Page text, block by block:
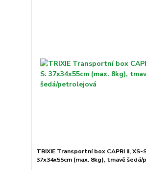
TRIXIE Transportní box CAPRI II, XS-
37x34x55cm (max. 8kg), tmavě